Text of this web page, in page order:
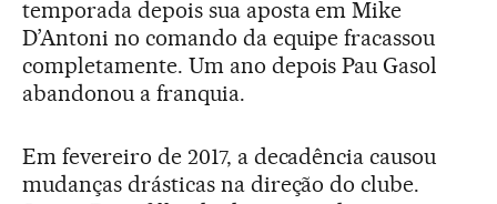
temporada depois sua aposta em Mike
D’Antoni no comando da equipe fracassou
completamente. Um ano depois Pau Gasol
abandonou a franquia.
Em fevereiro de 2017, a decadência causou
mudanças drásticas na direção do clube.